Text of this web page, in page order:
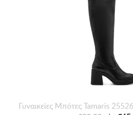
Γυναικείες Mπότες Tamaris